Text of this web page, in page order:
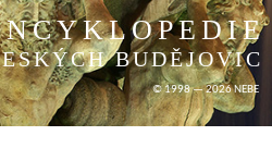
BUDĚJOVIC
© 1998 — 2026 NEBE